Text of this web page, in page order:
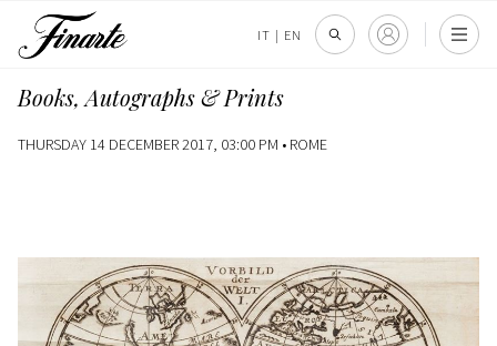
IT | EN
Books, Autographs & Prints
THURSDAY 14 DECEMBER 2017, 03:00 PM • ROME